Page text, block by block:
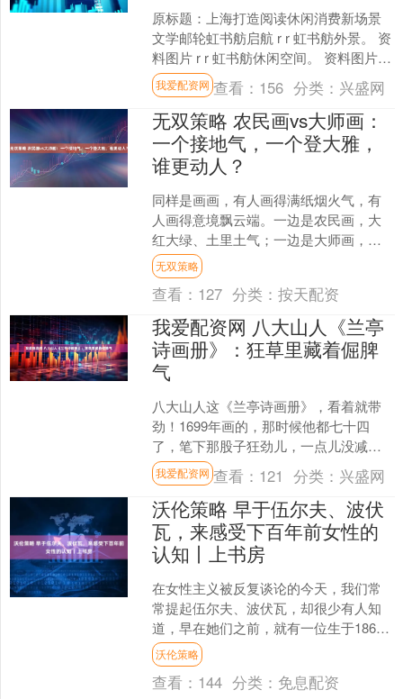
原标题：上海打造阅读休闲消费新场景
文学邮轮虹书舫启航 r r 虹书舫外景。 资
料图片 r r 虹书舫休闲空间。 资料图片 r
近日，坐落于上海市外白渡桥与乍浦
路....
我爱配资网 查看： 156 分类： 兴盛网
无双策略 农民画vs大师画：
一个接地气，一个登大雅，
谁更动人？
同样是画画，有人画得满纸烟火气，有
人画得意境飘云端。一边是农民画，大
红大绿、土里土气；一边是大师画，笔
墨精妙、格调高雅。 很多人觉得农民
画“俗”，大师画才叫“雅....
无双策略
查看： 127 分类：按天配资
我爱配资网 八大山人《兰亭
诗画册》：狂草里藏着倔脾
气
八大山人这《兰亭诗画册》，看着就带
劲！1699年画的，那时候他都七十四
了，笔下那股子狂劲儿，一点儿没减。
先说这画，山啊、树啊、草啊，还有那
茅亭、房舍，全都是逸....
我爱配资网 查看： 121 分类： 兴盛网
沃伦策略 早于伍尔夫、波伏
瓦，来感受下百年前女性的
认知丨上书房
在女性主义被反复谈论的今天，我们常
常提起伍尔夫、波伏瓦，却很少有人知
道，早在她们之前，就有一位生于1860
年（相当于中国光绪年间）的女性，已
经用最锋利、最坦诚、....
沃伦策略
查看： 144 分类： 免息配资